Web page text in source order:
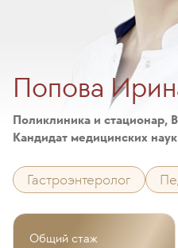
Попова
Поликлиника и стационар,
Кандидат медицинских наук
Гастроэнтеролог
Общий стаж